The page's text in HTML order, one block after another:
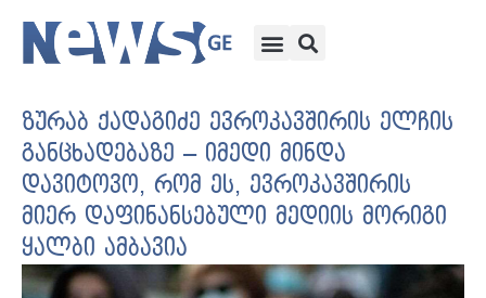
ზურაბ ქადაგიძე ევროკავშირის ელჩის
განცხადებაზე – იმედი მინდა
დავიტოვო, რომ ეს, ევროკავშირის
მიერ დაფინანსებული მედიის მორიგი
ყალბი ამბავია